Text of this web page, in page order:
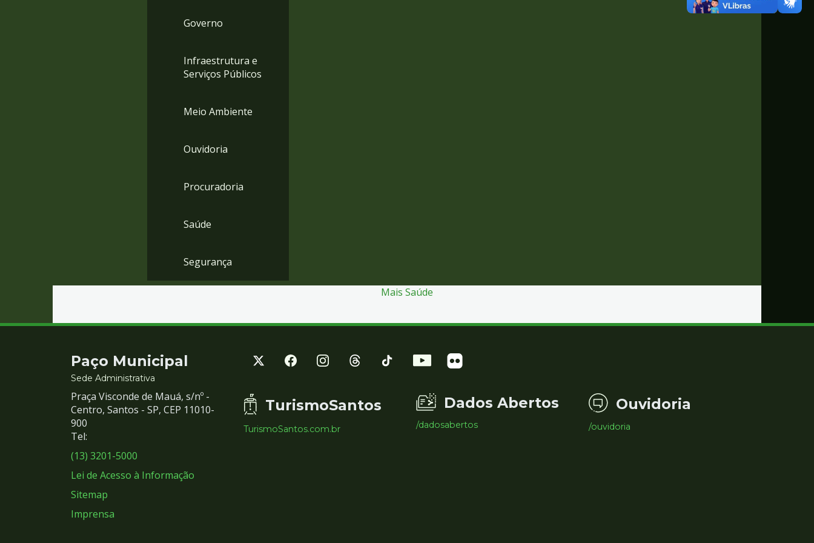
Governo
Infraestrutura e
Serviços Públicos
Meio Ambiente
Ouvidoria
Procuradoria
Saúde
Segurança
Mais Saúde
Contato
e
Redes
Sociais
Paço Municipal
Sede Administrativa
Praça Visconde de Mauá, s/nº -
Centro, Santos - SP, CEP 11010-
900
Tel:
(13) 3201-5000
Lei de Acesso à Informação
Sitemap
Imprensa
TurismoSantos
TurismoSantos.com.br
Dados Abertos
/dadosabertos
Ouvidoria
/ouvidoria